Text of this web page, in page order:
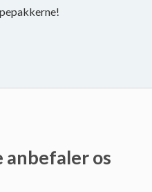
anbefaler os